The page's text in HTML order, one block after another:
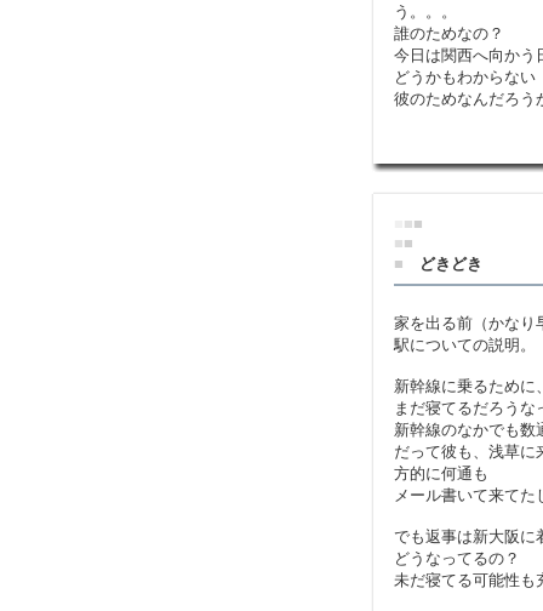
う。。。
誰のためなの？
今日は関西へ向かう
どうかもわからない
彼のためなんだろう
■■
■■
■
どきどき
家を出る前（かなり
駅についての説明。
新幹線に乗るために
まだ寝てるだろうな
新幹線のなかでも数
だって彼も、浅草に
方的に何通も
メール書いて来て
でも返事は新大阪に
どうなってるの？
未だ寝てる可能性も